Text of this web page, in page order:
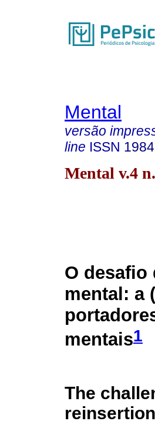
Mental
versão
line ISSN
Mental v.4
O desafio
mental: a
mentais1
The